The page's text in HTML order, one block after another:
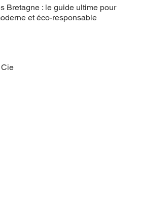
Bretagne : le guide ultime pour
et éco-responsable